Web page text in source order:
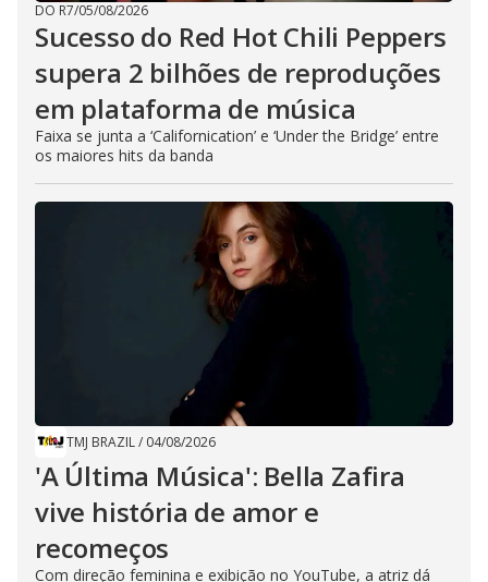
DO R7/05/08/2026
Sucesso do Red Hot Chili Peppers
supera 2 bilhões de reproduções
em plataforma de música
Faixa se junta a ‘Californication’ e ‘Under the Bridge’ entre
os maiores hits da banda
TMJ BRAZIL/ 04/08/2026
'A Última Música': Bella Zafira
vive história de amor e
recomeços
Com direção feminina e exibição no YouTube, a atriz dá